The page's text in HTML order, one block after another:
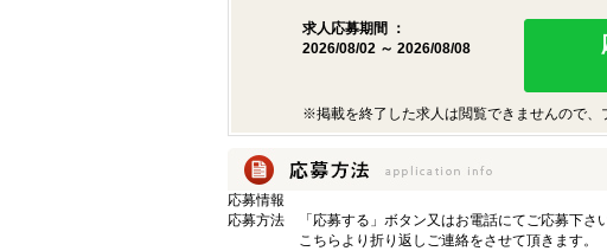
求人応募期間 ：
2026/08/02 ～ 2026/08/08
※掲載を終了した求人は閲覧できませんので、
応募情報
応募方法
「応募する」ボタン又はお電話にてご応募下さい
こちらより折り返しご連絡をさせて頂きます。